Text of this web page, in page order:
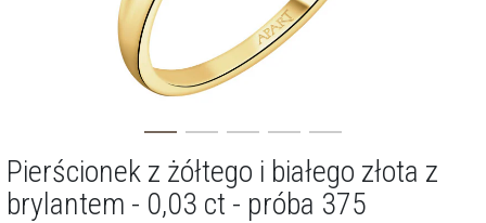
Pierścionek z żółtego i białego złota z
brylantem - 0,03 ct - próba 375